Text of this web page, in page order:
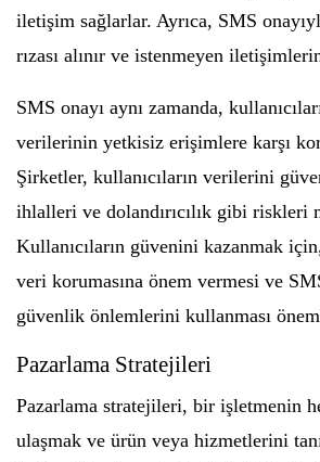
iletişim sağlarlar. Ayrıca, SMS
rızası alınır ve istenmeyen
SMS onayı aynı zamanda,
verilerinin yetkisiz erişimlere karşı
Şirketler, kullanıcıların verilerini
ihlalleri ve dolandırıcılık gibi riskleri
Kullanıcıların güvenini kazanmak
veri korumasına önem vermesi ve
güvenlik önlemlerini kullanması
Pazarlama Stratejileri
Pazarlama stratejileri, bir işletmenin
ulaşmak ve ürün veya hizmetlerini